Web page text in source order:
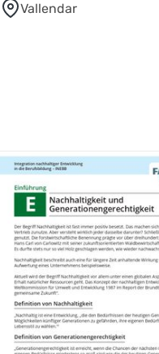
Vallendar